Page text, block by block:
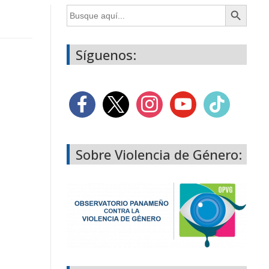
Buscar: Botón de búsqueda
Síguenos:
Sobre Violencia de Género: